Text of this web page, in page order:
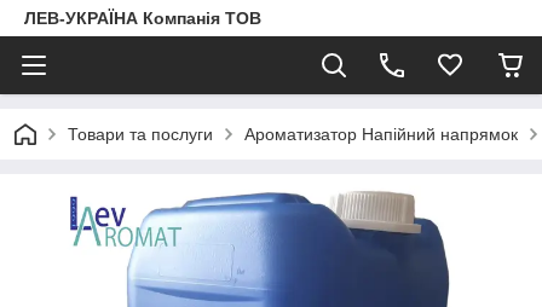
ЛЕВ-УКРАЇНА Компанія ТОВ
Товари та послуги Ароматизатор Напійний напрямок